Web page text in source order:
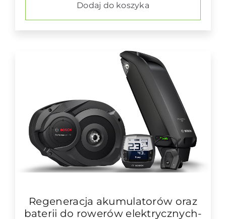
Dodaj do koszyka
Regeneracja akumulatorów oraz
baterii do rowerów elektrycznych-